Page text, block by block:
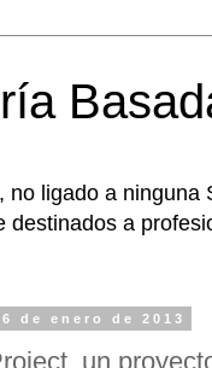
no ligado a
destinados a
de enero de 2013
un